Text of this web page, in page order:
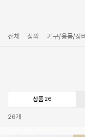
전체 상의 기구/용품/장비
상품 26
26개